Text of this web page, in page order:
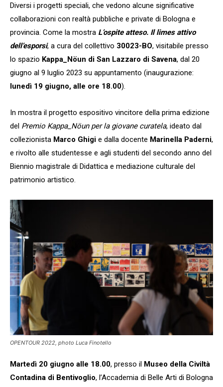
Diversi i progetti speciali, che vedono alcune significative
collaborazioni con realtà pubbliche e private di Bologna e
provincia. Come la mostra L’ospite atteso. Il limes attivo
dell’esporsi, a cura del collettivo 30023-BO, visitabile presso
lo spazio Kappa_Nöun di San Lazzaro di Savena, dal 20
giugno al 9 luglio 2023 su appuntamento (inaugurazione:
lunedì 19 giugno, alle ore 18.00).
In mostra il progetto espositivo vincitore della prima edizione
del Premio Kappa_Nöun per la giovane curatela, ideato dal
collezionista Marco Ghigi e dalla docente Marinella Paderni,
e rivolto alle studentesse e agli studenti del secondo anno del
Biennio magistrale di Didattica e mediazione culturale del
patrimonio artistico.
OPENTOUR 2022, photo Luca Finotello
Martedì 20 giugno alle 18.00, presso il Museo della Civiltà
Contadina di Bentivoglio, l’Accademia di Belle Arti di Bologna